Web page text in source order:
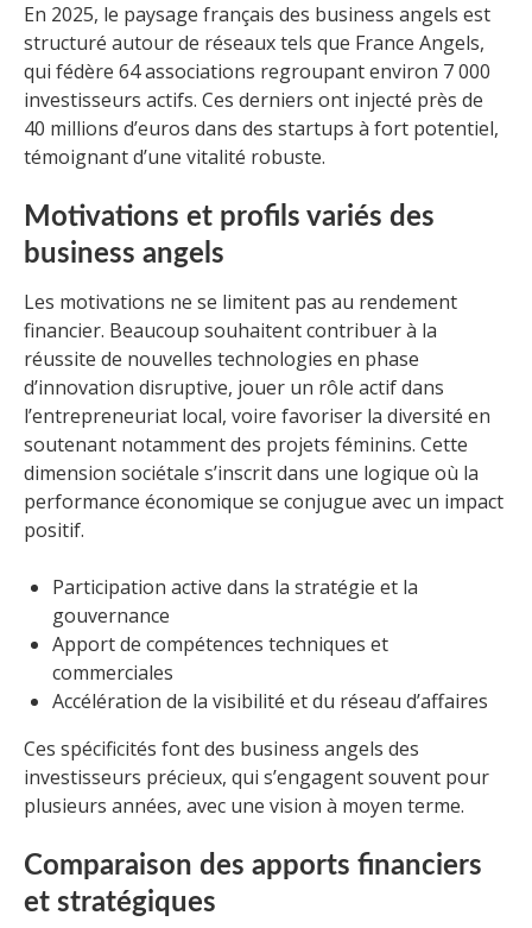
En 2025, le paysage français des business angels est
structuré autour de réseaux tels que France Angels,
qui fédère 64 associations regroupant environ 7 000
investisseurs actifs. Ces derniers ont injecté près de
40 millions d’euros dans des startups à fort potentiel,
témoignant d’une vitalité robuste.
Motivations et profils variés des
business angels
Les motivations ne se limitent pas au rendement
financier. Beaucoup souhaitent contribuer à la
réussite de nouvelles technologies en phase
d’innovation disruptive, jouer un rôle actif dans
l’entrepreneuriat local, voire favoriser la diversité en
soutenant notamment des projets féminins. Cette
dimension sociétale s’inscrit dans une logique où la
performance économique se conjugue avec un impact
positif.
Participation active dans la stratégie et la
gouvernance
Apport de compétences techniques et
commerciales
Accélération de la visibilité et du réseau d’affaires
Ces spécificités font des business angels des
investisseurs précieux, qui s’engagent souvent pour
plusieurs années, avec une vision à moyen terme.
Comparaison des apports financiers
et stratégiques